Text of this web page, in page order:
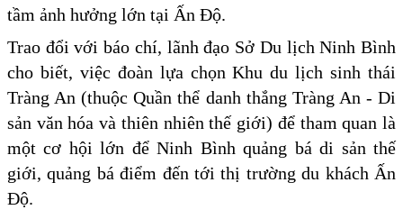
tầm ảnh hưởng lớn tại Ấn Độ.
Trao đổi với báo chí, lãnh đạo Sở Du lịch Ninh Bình
cho biết, việc đoàn lựa chọn Khu du lịch sinh thái
Tràng An (thuộc Quần thể danh thắng Tràng An - Di
sản văn hóa và thiên nhiên thế giới) để tham quan là
một cơ hội lớn để Ninh Bình quảng bá di sản thế
giới, quảng bá điểm đến tới thị trường du khách Ấn
Độ.